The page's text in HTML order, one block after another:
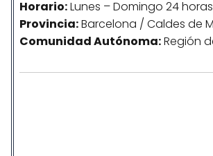
Horario:Lunes – Domingo 24
Provincia:Barcelona / Caldes de
ComunidadAutónoma:Región